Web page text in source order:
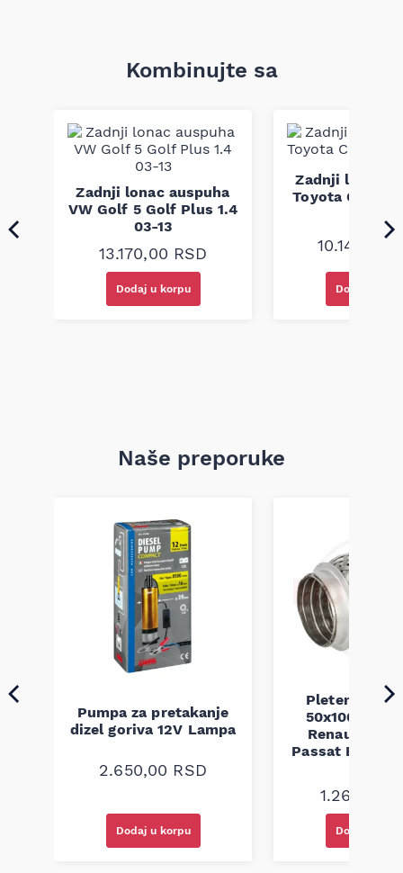
sistema za navedeni model, obezbeđujući pravilnu
funkcionalnost sistema izduvnih gasova, prigušenje buke i
Napomena: kompatibilnost mora se proveriti po broju šasije.
Kombinujte sa
Zadnji lonac auspuha
VW Golf 5 Golf Plus 1.4
03-13
13.170,00 RSD
Dodaj u korpu
Zadnji lonac
Toyota Corolla
10.140,00
Dodaj u
Naše preporuke
Pumpa za pretakanje
dizel goriva 12V Lampa
2.650,00 RSD
Dodaj u korpu
Pletenica
50x100 Audi
Renault
Passat B5
1.260,00
Dodaj u